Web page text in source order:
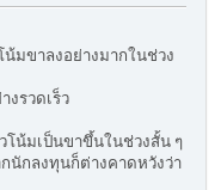
มขาลงอย่างมากในช่วง
งรวดเร็ว
น้มเป็นขาขึ้นในช่วงสั้น ๆ
นักลงทุนก็ต่างคาดหวังว่า